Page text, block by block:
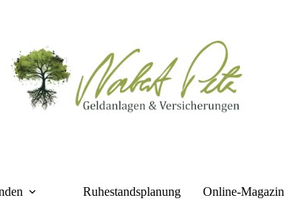
Ruhestandsplanung Online-Magazin